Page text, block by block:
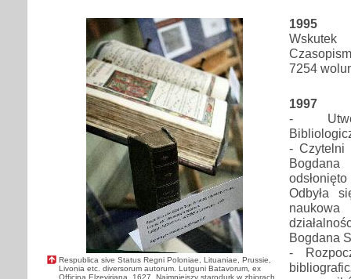
Respublica sive Status Regni Poloniae, Lituaniae, Prussie,
Livonia etc. diversorum autorum. Lutguni Batavorum, ex
Officina Elzeviriana, 1627. Najmniejszy starodurk w zbiorach
1995
Wskutek
7254
1997
-
- Czytelni
Odbyła
Bogdana
-